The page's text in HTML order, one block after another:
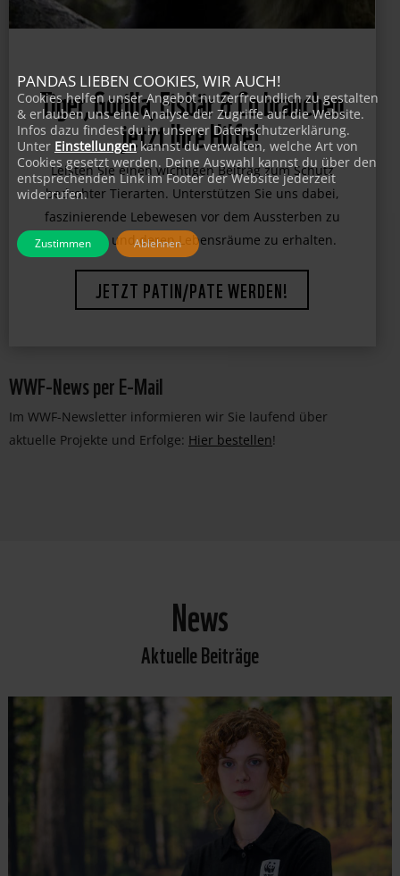
Tiger, Gorilla, Eisbär & Co brauchen
jetzt Ihre Hilfe!
Leisten Sie einen wichtigen Beitrag zum Schutz
bedrohter Tierarten. Unterstützen Sie uns dabei,
faszinierende Lebewesen vor dem Aussterben zu
bewahren und deren Lebensräume zu erhalten.
JETZT PATIN/PATE WERDEN!
WWF-News per E-Mail
Im WWF-Newsletter informieren wir Sie laufend über
aktuelle Projekte und Erfolge: Hier bestellen!
News
Aktuelle Beiträge
PANDAS LIEBEN COOKIES, WIR AUCH!
Cookies helfen unser Angebot nutzerfreundlich zu gestalten
& erlauben uns eine Analyse der Zugriffe auf die Website.
Infos dazu findest du in unserer Datenschutzerklärung.
Unter Einstellungen kannst du verwalten, welche Art von
Cookies gesetzt werden. Deine Auswahl kannst du über den
entsprechenden Link im Footer der Website jederzeit
widerrufen.
Zustimmen Ablehnen